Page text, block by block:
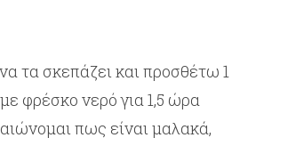
τα σκεπάζει και προσθέτω 1
φρέσκο νερό για 1,5 ώρα
πως είναι μαλακά,